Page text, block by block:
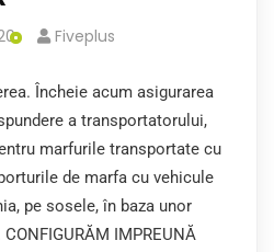
Fiveplus
Încheie acum asigurarea
a transportatorului,
marfurile transportate cu
de marfa cu vehicule
pe sosele, în baza unor
IMPREUNĂ